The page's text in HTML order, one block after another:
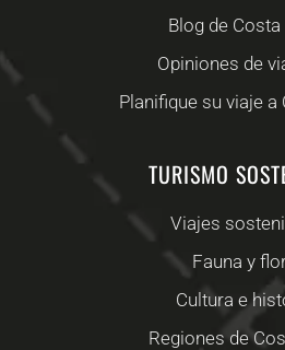
Blog de Costa
Opiniones de
Planifique su viaje a
TURISMO
Viajes
Fauna y
Cultura e
Regiones de